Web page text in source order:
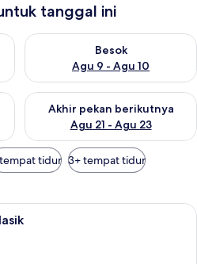
tanggal ini
ini Agu 8 - Agu 9
Besok
Agu 9 - Agu 10
Periksa ketersediaan untuk
pekan ini Agu 14 - Agu 16
Akhir pekan berikutnya
Agu 21 - Agu 23
Periksa ketersediaan untuk
tidur 3+ tempat tidur
Kamar Double atau Twin Klasik |